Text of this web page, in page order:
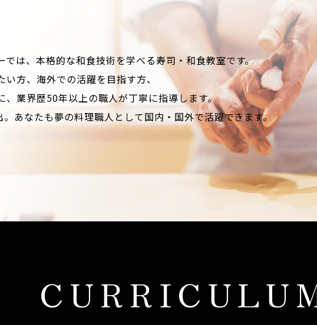
では、本格的な和食技術を学べる寿司・和食教室です。
方、海外での活躍を目指す方、
、業界歴50年以上の職人が丁寧に指導します。
あなたも夢の料理職人として国内・国外で活躍できます。